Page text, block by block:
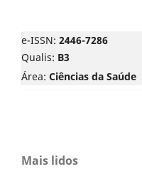
e-ISSN: 2446-7286
Qualis: B3
Área: Ciências da Saúde
Mais lidos